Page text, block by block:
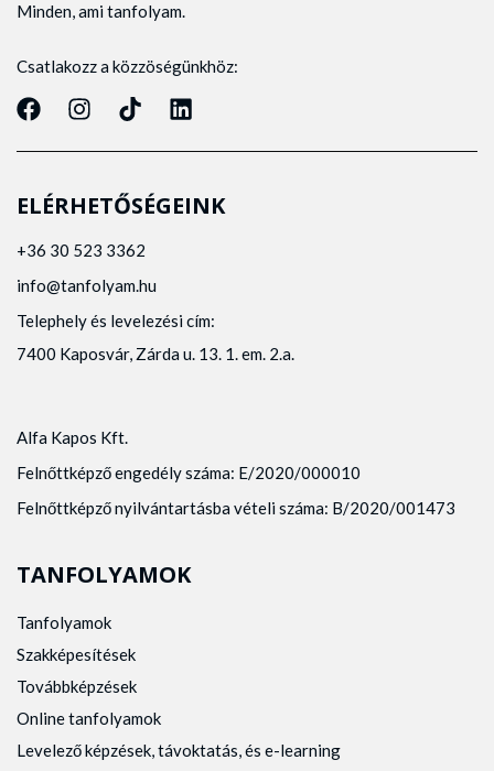
Minden, ami tanfolyam.
Csatlakozz a közzöségünkhöz:
ELÉRHETŐSÉGEINK
+36 30 523 3362
info@tanfolyam.hu
Telephely és levelezési cím:
7400 Kaposvár, Zárda u. 13. 1. em. 2.a.
Alfa Kapos Kft.
Felnőttképző engedély száma: E/2020/000010
Felnőttképző nyilvántartásba vételi száma: B/2020/001473
TANFOLYAMOK
Tanfolyamok
Szakképesítések
Továbbképzések
Online tanfolyamok
Levelező képzések, távoktatás, és e-learning